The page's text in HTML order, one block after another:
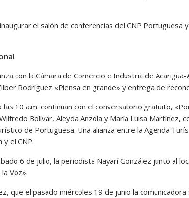
el salón de conferencias del CNP Portuguesa
con la Cámara de Comercio e Industria de
Rodríguez «Piensa en grande» y entrega de
las 10 a.m. continúan con el conversatorio gratuito,
Bolívar, Aleyda Anzola y María Luisa Martínez,
de Portuguesa. Una alianza entre la Agenda
y el CNP.
6 de julio, la periodista Nayarí González junto al
Voz».
que el pasado miércoles 19 de junio la